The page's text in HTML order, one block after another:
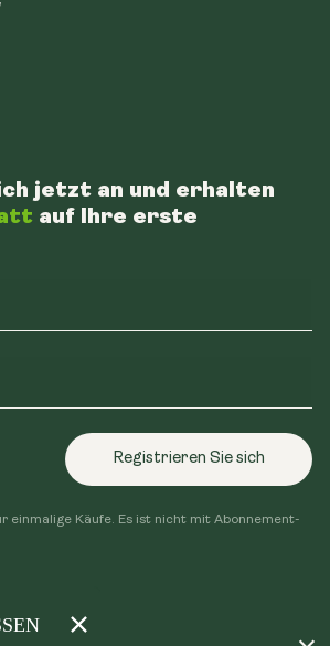
jetzt an und erhalten
auf Ihre erste
Registrieren Sie sich
einmalige Käufe. Es ist nicht mit Abonnement-